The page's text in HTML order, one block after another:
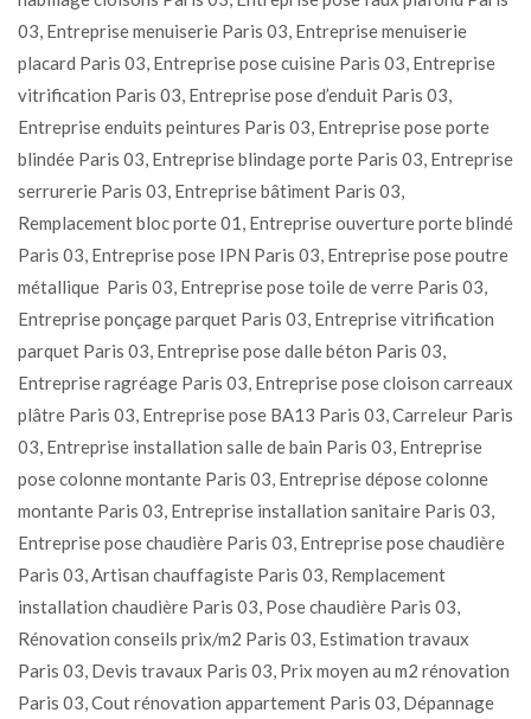
03, Entreprise menuiserie Paris 03, Entreprise menuiserie
placard Paris 03, Entreprise pose cuisine Paris 03, Entreprise
vitrification Paris 03, Entreprise pose d’enduit Paris 03,
Entreprise enduits peintures Paris 03, Entreprise pose porte
blindée Paris 03, Entreprise blindage porte Paris 03, Entreprise
serrurerie Paris 03, Entreprise bâtiment Paris 03,
Remplacement bloc porte 01, Entreprise ouverture porte blindé
Paris 03, Entreprise pose IPN Paris 03, Entreprise pose poutre
métallique Paris 03, Entreprise pose toile de verre Paris 03,
Entreprise ponçage parquet Paris 03, Entreprise vitrification
parquet Paris 03, Entreprise pose dalle béton Paris 03,
Entreprise ragréage Paris 03, Entreprise pose cloison carreaux
plâtre Paris 03, Entreprise pose BA13 Paris 03, Carreleur Paris
03, Entreprise installation salle de bain Paris 03, Entreprise
pose colonne montante Paris 03, Entreprise dépose colonne
montante Paris 03, Entreprise installation sanitaire Paris 03,
Entreprise pose chaudière Paris 03, Entreprise pose chaudière
Paris 03, Artisan chauffagiste Paris 03, Remplacement
installation chaudière Paris 03, Pose chaudière Paris 03,
Rénovation conseils prix/m2 Paris 03, Estimation travaux
Paris 03, Devis travaux Paris 03, Prix moyen au m2 rénovation
Paris 03, Cout rénovation appartement Paris 03, Dépannage